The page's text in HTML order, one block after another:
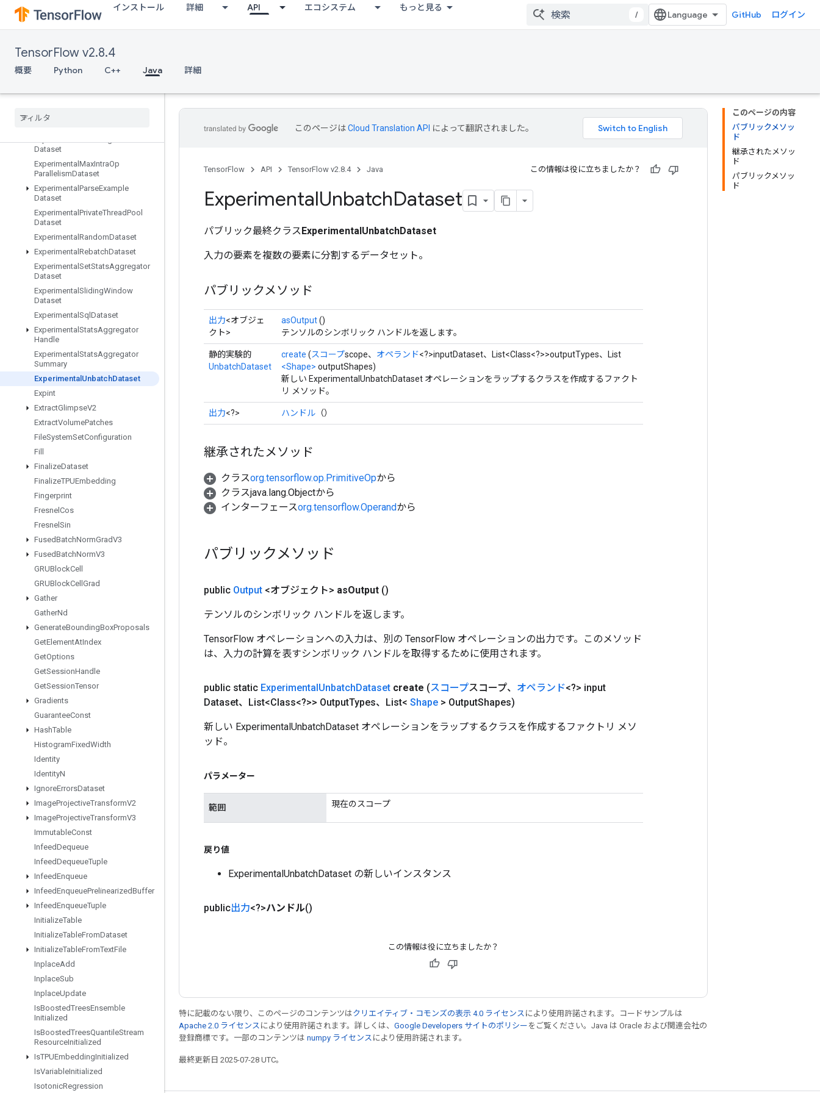
インストール 詳細 API エコシステム もっと見る
/ GitHub ログイン
TensorFlow v2.8.4
概要 Python C++ Java 詳細
ExperimentalAutoShardDataset
ExperimentalBytesProducedStats
Dataset
ExperimentalChooseFastestDatas
et
ExperimentalDatasetCardinality
Dataset
Experimental MaxIntraOp
ParallelismDataset
Experimental ParseExample
Dataset
Experimental PrivateThreadPool
Dataset
Experimental RandomDataset
Experimental RebatchDataset
Experimental SetStatsAggregator
Dataset
Experimental SlidingWindow
Dataset
Experimental Sql Dataset
Experimental StatsAggregator
Handle
Experimental StatsAggregator
Summary
Experimental UnbatchDataset
Expint
ExtractGlimpseV2
ExtractVolumePatches
FileSystemSetConfiguration
Fill
FinalizeDataset
FinalizeTPUEmbedding
Fingerprint
Fresnel Cos
Fresnel Sin
FusedBatchNormGradV3
FusedBatchNormV3
GRUBlockCell
GRUBlockCell Grad
Gather
GatherNd
GenerateBoundingBoxProposals
GetElementAtIndex
GetOptions
GetSessionHandle
GetSessionTensor
Gradients
GuaranteeConst
HashTable
HistogramFixedWidth
Identity
IdentityN
IgnoreErrorsDataset
ImageProjectiveTransformV2
ImageProjectiveTransformV3
ImmutableConst
InfeedDequeue
InfeedDequeueTuple
InfeedEnqueue
InfeedEnqueuePrelinearizedBuffer
InfeedEnqueueTuple
InitializeTable
InitializeTableFromDataset
InitializeTableFromTextFile
InplaceAdd
InplaceSub
InplaceUpdate
IsBoostedTreesEnsemble
Initialized
IsBoostedTreesQuantileStream
ResourceInitialized
IsTPUEmbeddingInitialized
IsVariableInitialized
IsotonicRegression
このページの内容
パブリックメソッ
ド
継承されたメソッ
ド
パブリックメソッ
ド
このページはCloud Translation API によって翻訳されました。
TensorFlow API TensorFlow v2.8.4 Java この情報は役に立ちましたか？
ExperimentalUnbatchDataset
パブリック最終クラスExperimentalUnbatchDataset
入力の要素を複数の要素に分割するデータセット。
パブリックメソッド
出力<オブジェ
クト>
asOutput()
テンソルのシンボリック ハンドルを返します。
静的実験的
UnbatchDataset
create (スコープscope、 オペランド<?>inputDataset、List<Class<?>>outputTypes、List
<Shape> outputShapes)
新しい ExperimentalUnbatchDataset オペレーションをラップするクラスを作成するファクト
リ メソッド。
出力<?> ハンドル （）
継承されたメソッド
クラスorg.tensorflow.op.PrimitiveOpから
クラスjava.lang.Objectから
インターフェースorg.tensorflow.Operandから
パブリックメソッド
public Output <オブジェクト> asOutput ()
テンソルのシンボリック ハンドルを返します。
TensorFlow オペレーションへの入力は、別の TensorFlow オペレーションの出力です。このメソッド
は、入力の計算を表すシンボリック ハンドルを取得するために使用されます。
public static ExperimentalUnbatchDataset create (スコープスコープ、 オペランド<?> input
Dataset、List<Class<?>> OutputTypes、List< Shape > OutputShapes)
新しい ExperimentalUnbatchDataset オペレーションをラップするクラスを作成するファクトリ メソ
ッド。
パラメーター
範囲 現在のスコープ
戻り値
ExperimentalUnbatchDataset の新しいインスタンス
public出力<?>ハンドル()
この情報は役に立ちましたか？
特に記載のない限り、このページのコンテンツはクリエイティブ・コモンズの表示 4.0 ライセンス により使用許諾されます。コードサンプルは
Apache 2.0 ライセンス により使用許諾されます。詳しくは、 Google Developers サイトのポリシー をご覧ください。Java は Oracle および関連会社の
登録商標です。一部のコンテンツは numpy ライセンス により使用許諾されます。
最終更新日 2025-07-28 UTC。